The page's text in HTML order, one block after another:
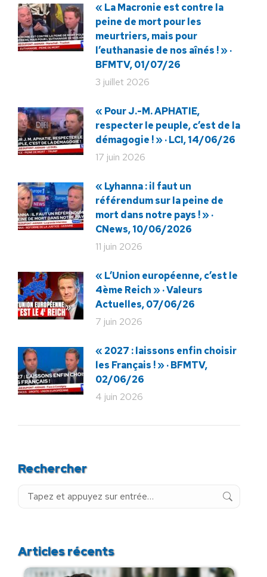
« La Macronie est contre la
peine de mort pour les
meurtriers, mais pour
l’euthanasie de nos aînés ! » ·
BFMTV, 01/07/26
3 juillet 2026
« Pour J.-M. APHATIE,
respecter le peuple, c’est de la
démagogie ! » · LCI, 14/06/26
17 juin 2026
« Lyhanna : il faut un
référendum sur la peine de
mort dans notre pays ! » ·
CNews, 10/06/2026
11 juin 2026
« L’Union européenne, c’est le
4ème Reich » · Valeurs
Actuelles, 07/06/26
7 juin 2026
« 2027 : laissons enfin choisir
les Français ! » · BFMTV,
02/06/26
4 juin 2026
Rechercher
Recherche
Articles récents